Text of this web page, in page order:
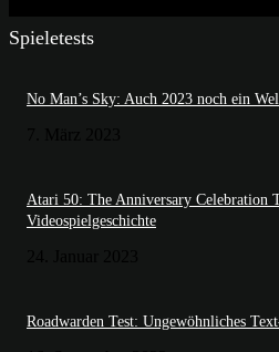
Spieletests
No Man’s Sky: Auch 2023 noch ein
Atari 50: The Anniversary Celebration
Videospielgeschichte
Roadwarden Test: Ungewöhnliches